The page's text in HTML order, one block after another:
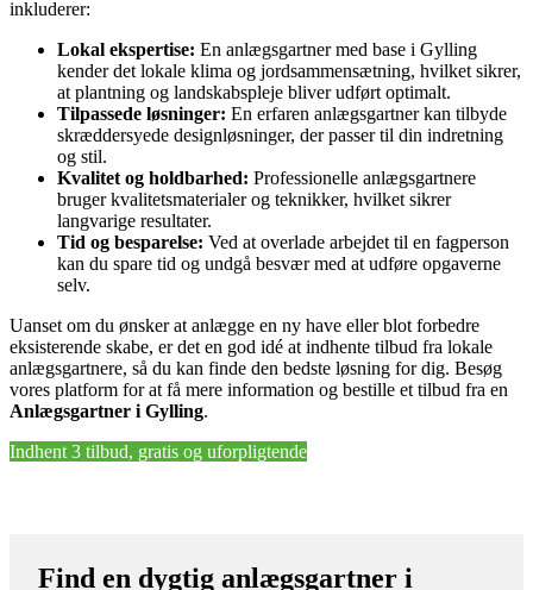
inkluderer:
Lokal ekspertise: En anlægsgartner med base i Gylling
kender det lokale klima og jordsammensætning, hvilket sikrer,
at plantning og landskabspleje bliver udført optimalt.
Tilpassede løsninger: En erfaren anlægsgartner kan tilbyde
skræddersyede designløsninger, der passer til din indretning
og stil.
Kvalitet og holdbarhed: Professionelle anlægsgartnere
bruger kvalitetsmaterialer og teknikker, hvilket sikrer
langvarige resultater.
Tid og besparelse: Ved at overlade arbejdet til en fagperson
kan du spare tid og undgå besvær med at udføre opgaverne
selv.
Uanset om du ønsker at anlægge en ny have eller blot forbedre
eksisterende skabe, er det en god idé at indhente tilbud fra lokale
anlægsgartnere, så du kan finde den bedste løsning for dig. Besøg
vores platform for at få mere information og bestille et tilbud fra en
Anlægsgartner i Gylling.
Indhent 3 tilbud, gratis og uforpligtende
Find en dygtig anlægsgartner i